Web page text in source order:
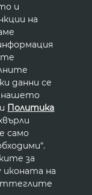
и
на
данни се
нашето
и Политика
само
за
иконата на